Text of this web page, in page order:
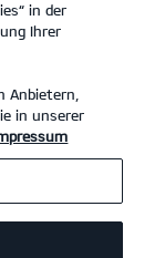
in der
Ihrer
Anbietern,
in unserer